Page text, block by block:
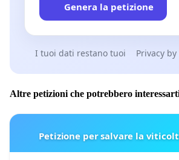
Genera la petizione
I tuoi dati restano tuoi Privacy
Altre petizioni che potrebbero
Petizione per salvare la